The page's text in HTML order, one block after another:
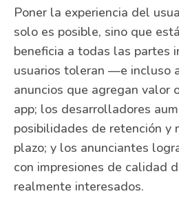
Poner la experiencia del
solo es posible, sino que
beneficia a todas las partes
usuarios toleran —e incluso
anuncios que agregan valor
app; los desarrolladores
posibilidades de retención y
plazo; y los anunciantes
con impresiones de calidad
realmente interesados.